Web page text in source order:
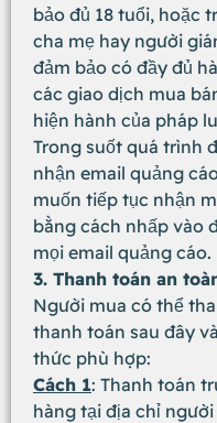
bảo đủ 18 tuổi, hoặc
cha mẹ hay người
đảm bảo có đầy đủ
các giao dịch mua
hiện hành của pháp
Trong suốt quá trình
nhận email quảng
muốn tiếp tục nhận
bằng cách nhấp vào
mọi email quảng cáo.
3. Thanh toán an
Người mua có thể
thanh toán sau đây
thức phù hợp:
Cách 1: Thanh toán
hàng tại địa chỉ